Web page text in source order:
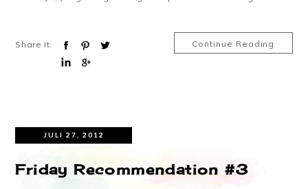
Share It: Continue Reading
JULI 27, 2012
Friday Recommendation #3